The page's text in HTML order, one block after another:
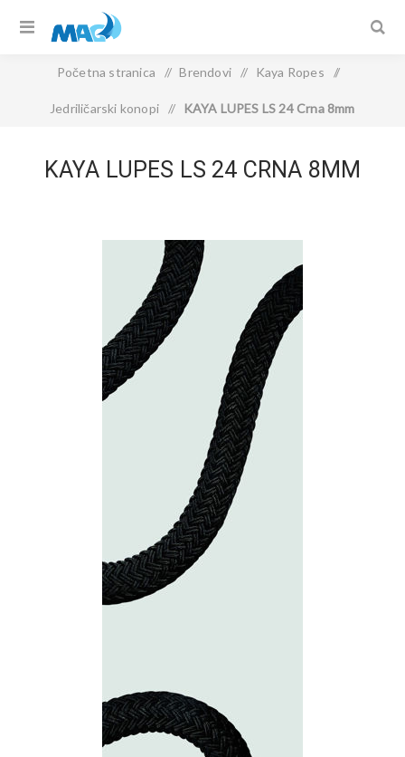
Početna stranica / Brendovi / Kaya Ropes /
Jedriličarski konopi / KAYA LUPES LS 24 Crna 8mm
KAYA LUPES LS 24 CRNA 8MM